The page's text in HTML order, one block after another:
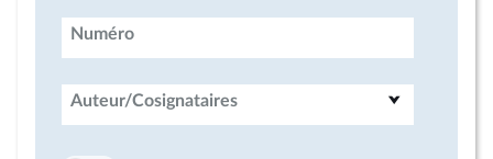
Numéro
Auteur/Cosignataires